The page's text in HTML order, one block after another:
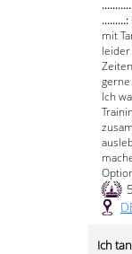
.........:
mit
Ich
Ich